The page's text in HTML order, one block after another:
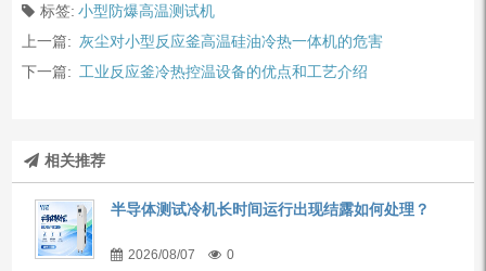
标签: 小型防爆高温测试机
上一篇: 灰尘对小型反应釜高温硅油冷热一体机的危害
下一篇: 工业反应釜冷热控温设备的优点和工艺介绍
相关推荐
半导体测试冷机长时间运行出现结露如何处理？
2026/08/07 0